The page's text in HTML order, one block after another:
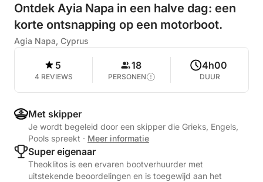
Ontdek Ayia Napa in een halve dag: een
korte ontsnapping op een motorboot.
Agia Napa, Cyprus
5
4 REVIEWS
18
PERSONEN
4h00
DUUR
Met skipper
Je wordt begeleid door een skipper die Grieks, Engels,
Pools spreekt · Meer informatie
Super eigenaar
Theoklitos is een ervaren bootverhuurder met
uitstekende beoordelingen en is toegewijd aan het